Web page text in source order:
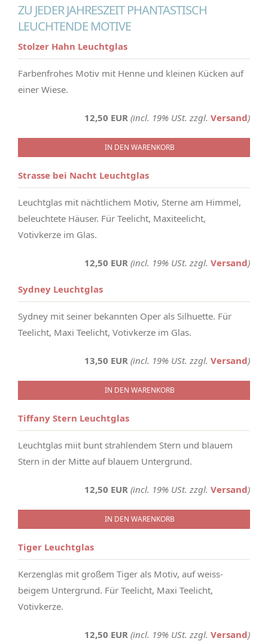
ZU JEDER JAHRESZEIT PHANTASTISCH
LEUCHTENDE MOTIVE
Stolzer Hahn Leuchtglas
Farbenfrohes Motiv mit Henne und kleinen Kücken auf
einer Wiese.
12,50 EUR (incl. 19% USt. zzgl. Versand)
IN DEN WARENKORB
Strasse bei Nacht Leuchtglas
Leuchtglas mit nächtlichem Motiv, Sterne am Himmel,
beleuchtete Häuser. Für Teelicht, Maxiteelicht,
Votivkerze im Glas.
12,50 EUR (incl. 19% USt. zzgl. Versand)
Sydney Leuchtglas
Sydney mit seiner bekannten Oper als Silhuette. Für
Teelicht, Maxi Teelicht, Votivkerze im Glas.
13,50 EUR (incl. 19% USt. zzgl. Versand)
IN DEN WARENKORB
Tiffany Stern Leuchtglas
Leuchtglas miit bunt strahlendem Stern und blauem
Stern in der Mitte auf blauem Untergrund.
12,50 EUR (incl. 19% USt. zzgl. Versand)
IN DEN WARENKORB
Tiger Leuchtglas
Kerzenglas mit großem Tiger als Motiv, auf weiss-
beigem Untergrund. Für Teelicht, Maxi Teelicht,
Votivkerze.
12,50 EUR (incl. 19% USt. zzgl. Versand)